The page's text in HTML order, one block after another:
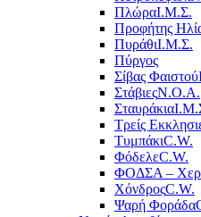
ΠλώραΙ.Μ.Σ.
Προφήτης
ΠυράθιΙ.Μ.Σ.
Πύργος
Σίβας Φαιστού
ΣτάβιεςΝ.Ο.Α.
Σταυράκια
Τρείς
ΤυμπάκιC.W.
ΦόδελεC.W.
ΦΟΔΣΑ –
ΧόνδροςC.W.
Ψαρή Φοράδα